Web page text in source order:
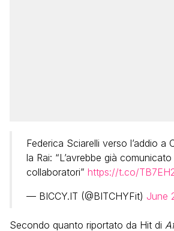
Federica Sciarelli verso l’addio a
la Rai: “L’avrebbe già comunicato
collaboratori” https://t.co/
— BICCY.IT (@BITCHYFit) June
Secondo quanto riportato da Hit di